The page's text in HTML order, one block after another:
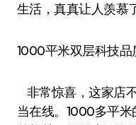
生活，真真让人羡慕
1000平米双层科技品
非常惊喜，这家店
当在线。1000多平